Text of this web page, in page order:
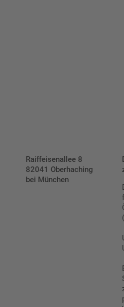
Raiffeisenallee 8
82041 Oberhaching
bei München